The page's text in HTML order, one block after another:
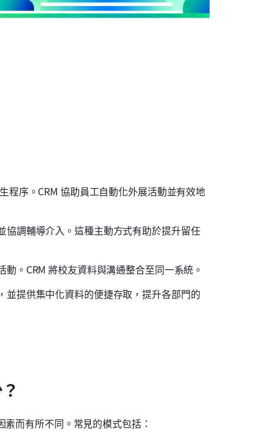
程序。CRM 協助員工自動化外展活動並有效地
協調輔導介入。這種主動方式有助於提升留任
。CRM 將校友資料與溝通整合至同一系統。
並提供集中化資料的便捷存取，提升各部門的
而有所不同。常見的模式包括：